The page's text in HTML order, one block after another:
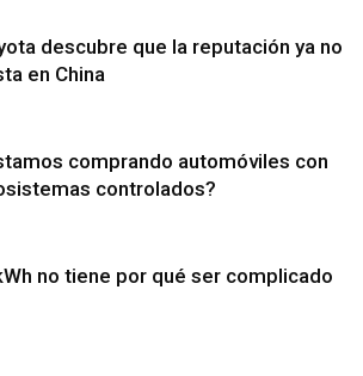
descubre que la reputación ya no
en China
comprando automóviles con
controlados?
no tiene por qué ser complicado